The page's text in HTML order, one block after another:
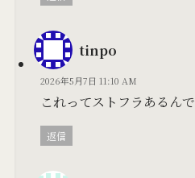
tinpo
2026年5月7日 11:10 AM
これってストフラあるん
返信